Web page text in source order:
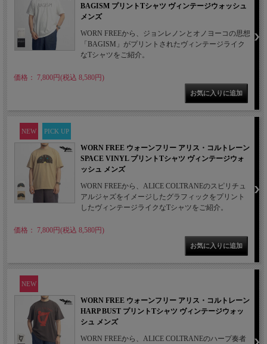
BAGISM プリントTシャツ ヴィンテージウォッシュ
メンズ
WORN FREEから、ジョンレノンとオノヨーコの思想
「BAGISM」がプリントされたヴィンテージライク
なTシャツをご紹介。
価格： 7,800円(税込 8,580円)
NEW PICK UP
WORN FREE ウォーンフリー アリス・コルトレーン
SPACE VINYL プリントTシャツ ヴィンテージウォ
ッシュ メンズ
WORN FREEから、ALICE COLTRANEのスピリチュ
アルジャズをイメージしたグラフィックをプリント
したヴィンテージライクなTシャツをご紹介。
価格： 7,800円(税込 8,580円)
NEW
WORN FREE ウォーンフリー アリス・コルトレーン
HARP BUST プリントTシャツ ヴィンテージウォッ
シュ メンズ
WORN FREEから、ALICE COLTRANEのハープ奏者